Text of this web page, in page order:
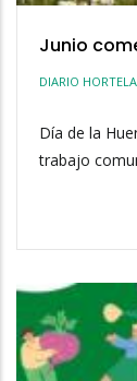
Junio
DIARIO
Día de la
trabajo